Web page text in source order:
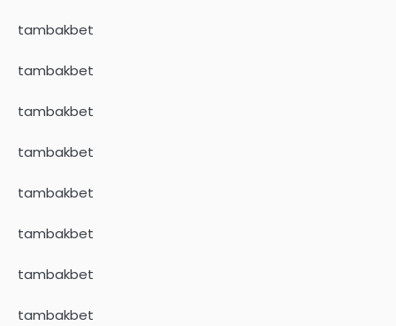
tambakbet
tambakbet
tambakbet
tambakbet
tambakbet
tambakbet
tambakbet
tambakbet